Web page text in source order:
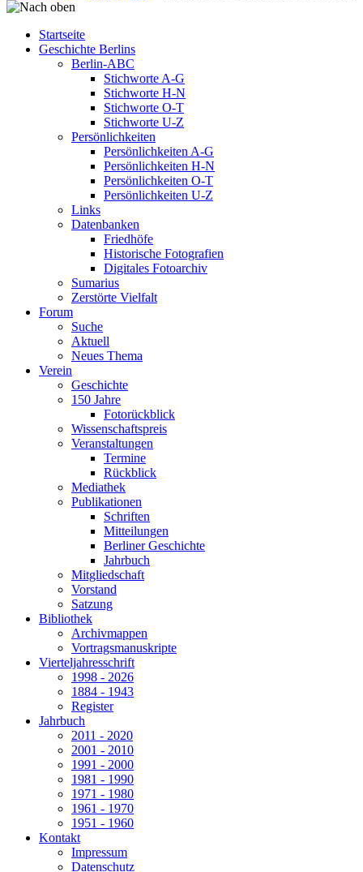
Startseite
Geschichte Berlins
Berlin-ABC
Stichworte A-G
Stichworte H-N
Stichworte O-T
Stichworte U-Z
Persönlichkeiten
Persönlichkeiten A-G
Persönlichkeiten H-N
Persönlichkeiten O-T
Persönlichkeiten U-Z
Links
Datenbanken
Friedhöfe
Historische Fotografien
Digitales Fotoarchiv
Sumarius
Zerstörte Vielfalt
Forum
Suche
Aktuell
Neues Thema
Verein
Geschichte
150 Jahre
Fotorückblick
Wissenschaftspreis
Veranstaltungen
Termine
Rückblick
Mediathek
Publikationen
Schriften
Mitteilungen
Berliner Geschichte
Jahrbuch
Mitgliedschaft
Vorstand
Satzung
Bibliothek
Archivmappen
Vortragsmanuskripte
Vierteljahresschrift
1998 - 2026
1884 - 1943
Register
Jahrbuch
2011 - 2020
2001 - 2010
1991 - 2000
1981 - 1990
1971 - 1980
1961 - 1970
1951 - 1960
Kontakt
Impressum
Datenschutz